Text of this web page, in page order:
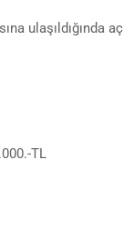
ulaşıldığında
TL